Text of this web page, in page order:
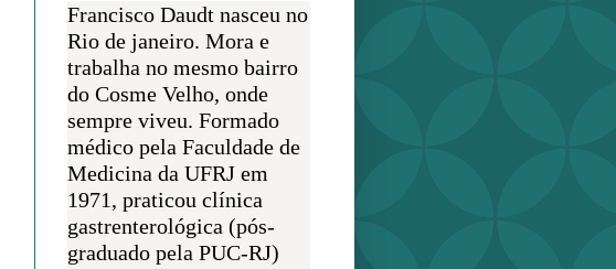
Francisco Daudt nasceu no
Rio de janeiro. Mora e
trabalha no mesmo bairro
do Cosme Velho, onde
sempre viveu. Formado
médico pela Faculdade de
Medicina da UFRJ em
1971, praticou clínica
gastrenterológica (pós-
graduado pela PUC-RJ)